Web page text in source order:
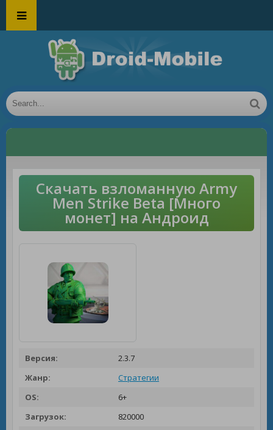
Скачать взломанную Army
Men Strike Beta [Много
монет] на Андроид
Версия:
2.3.7
Жанр:
Стратегии
OS:
6+
Загрузок:
820000